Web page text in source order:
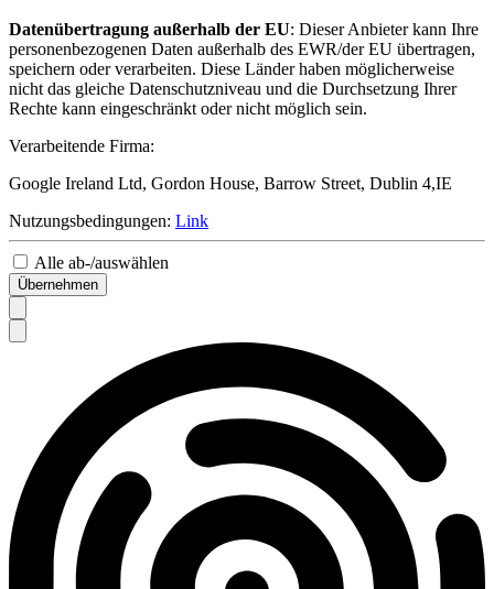
Datenübertragung außerhalb der EU: Dieser Anbieter kann Ihre
personenbezogenen Daten außerhalb des EWR/der EU übertragen,
speichern oder verarbeiten. Diese Länder haben möglicherweise
nicht das gleiche Datenschutzniveau und die Durchsetzung Ihrer
Rechte kann eingeschränkt oder nicht möglich sein.
Verarbeitende Firma:
Google Ireland Ltd, Gordon House, Barrow Street, Dublin 4,IE
Nutzungsbedingungen: Link
Alle ab-/auswählen
Übernehmen